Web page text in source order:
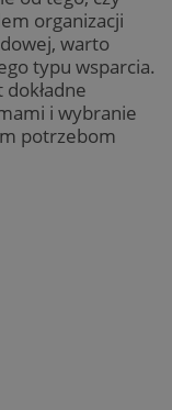
organizacji
warto
typu wsparcia.
i wybranie
potrzebom